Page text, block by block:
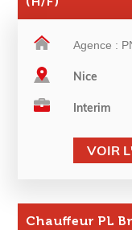
Agence :
Nice
Interim
VOIR
Chauffeur PL